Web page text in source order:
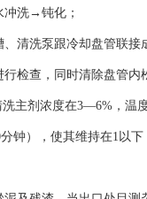
洗→钝化；
清洗泵跟冷却盘管联接
检查，同时清除盘管
洗主剂浓度在3—6%，
钟），使其维持在1以